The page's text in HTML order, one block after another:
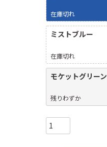
在庫切れ
ミストブルー
在庫切れ
モケットグリーン
残りわずか